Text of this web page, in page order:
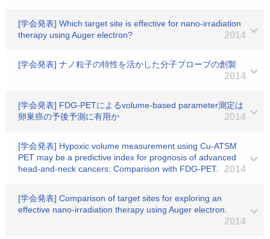
[学会発表] Which target site is effective for nano-irradiation
therapy using Auger electron?
2014
[学会発表] ナノ粒子の特性を活かした分子プローブの創製
2014
[学会発表] FDG-PETによるvolume-based parameter測定は
卵巣癌の予後予測に有用か
2014
[学会発表] Hypoxic volume measurement using Cu-ATSM
PET may be a predictive index for prognosis of advanced
head-and-neck cancers: Comparison with FDG-PET.
2014
[学会発表] Comparison of target sites for exploring an
effective nano-irradiation therapy using Auger electron.
2014